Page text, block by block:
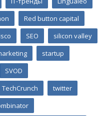
Red button capital
SEO
silicon valley
startup
SVOD
TechCrunch
twitter